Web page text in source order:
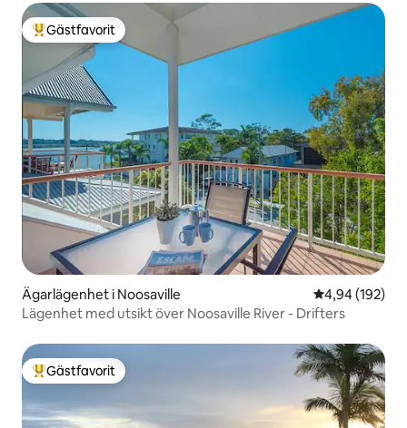
Populär gästfavorit
Gästfavorit
Ägarlägenhet i Noosaville 4,94 av 5 i
4,94 (192)
Lägenhet med utsikt över Noosaville River - Drifters
Populär gästfavorit
Gästfavorit